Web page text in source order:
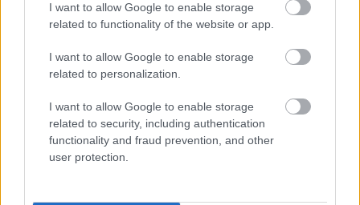
I want to allow Google to enable storage
related to functionality of the website or app.
I want to allow Google to enable storage
related to personalization.
I want to allow Google to enable storage
related to security, including authentication
functionality and fraud prevention, and other
user protection.
4 napja